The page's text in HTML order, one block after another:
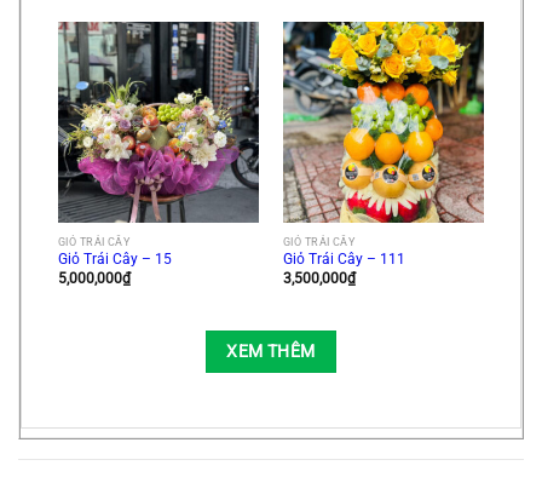
GIỎ TRÁI CÂY
Giỏ Trái Cây – 15
5,000,000₫
GIỎ TRÁI CÂY
Giỏ Trái Cây – 111
3,500,000₫
XEM THÊM